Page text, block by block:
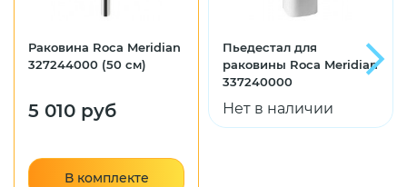
Раковина Roca Meridian
327244000 (50 см)
5 010 руб
В комплекте
Пьедестал для
раковины Roca Meridian
337240000
Нет в наличии